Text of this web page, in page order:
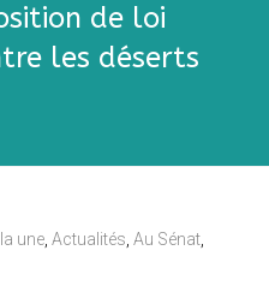
de loi
les déserts
une ,Actualités ,Au Sénat